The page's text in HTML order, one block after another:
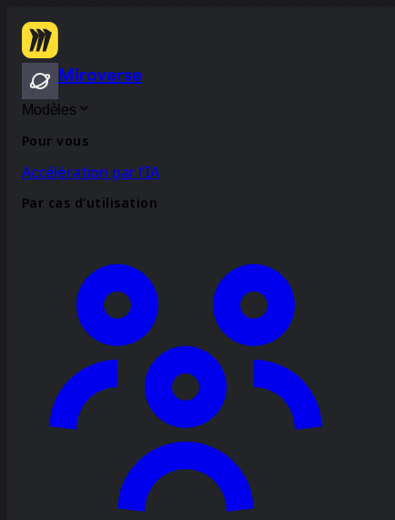
Miroverse
Modèles
Pour vous
Accélération par l’IA
Par cas d’utilisation